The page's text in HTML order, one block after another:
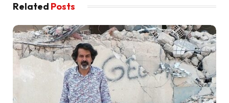
Related Posts